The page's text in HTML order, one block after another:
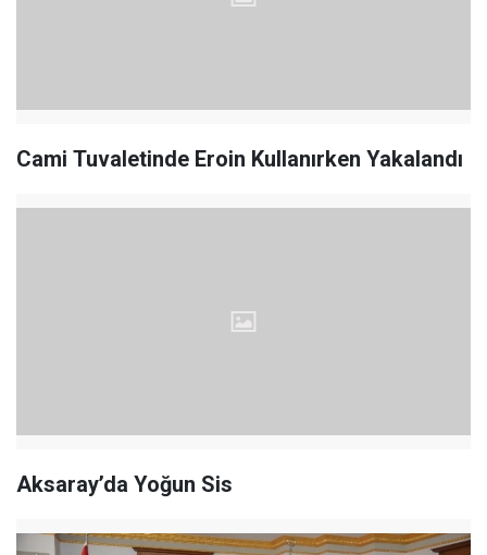
Cami Tuvaletinde Eroin Kullanırken Yakalandı
Aksaray’da Yoğun Sis